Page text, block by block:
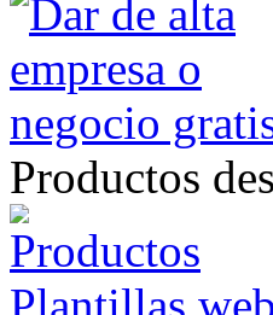
Productos
Plantillas